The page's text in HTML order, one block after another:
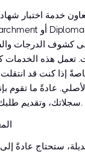
كشوف الدرجات
تعمل هذه
إذا كنت قد انتقلت
الأصلي. عادةً ما
سجلاتك، وتقديم طلبك من خلال منصتهم الآمنة.
ستحتاج عادةً